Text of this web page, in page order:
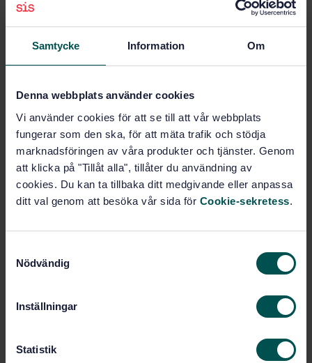
Samtycke Information Om
Denna webbplats använder cookies
Vi använder cookies för att se till att vår webbplats
fungerar som den ska, för att mäta trafik och stödja
marknadsföringen av våra produkter och tjänster. Genom
att klicka på "Tillåt alla", tillåter du användning av
cookies. Du kan ta tillbaka ditt medgivande eller anpassa
ditt val genom att besöka vår sida för Cookie-sekretess.
Nödvändig
Inställningar
Statistik
Flytande bränslen (75.160.20)
STANDARD
SVENSK STANDARD· SS-EN 1601:2014/AC:2014
Flytande petroleumprodukter - Oblyad bensin -
Bestämning av halten organiska oxygenater och totalt
organiskt bunden syre genom gaskromatografisk
metod (O-FID)
Prenumerera på standarden - Läs mer
Pris: 0 SEK
PDF